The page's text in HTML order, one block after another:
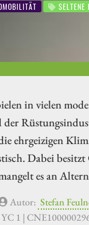
SELTENE
in vielen
ehrgeizigen
Dabei
es an
Autor: Stefan
1 |